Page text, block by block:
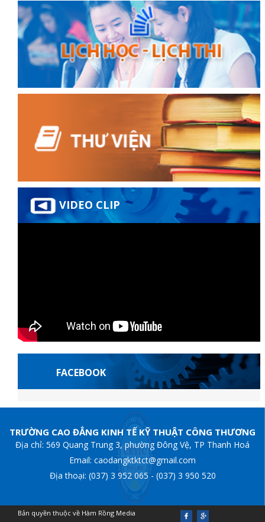
VIDEO CLIP
FACEBOOK
TRƯỜNG CAO ĐẲNG KINH TẾ KỸ THUẬT CÔNG THƯƠNG
Địa chỉ: 569 Quang Trung 3, phường Đông Vệ, TP Thanh Hoá
Email: caodangktktct@gmail.com
Địa thoại: (037) 3 952 065 - (037) 3 950 520
Bản quyền thuộc về Hàm Rồng Media
Casibomgrandpashabet